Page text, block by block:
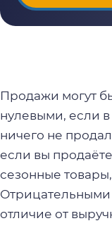
Продажи могут
нулевыми, если
ничего не
если вы
сезонные
отличие от